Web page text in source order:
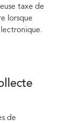
taxe de
lorsque
de